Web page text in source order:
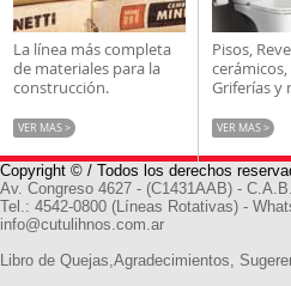
La línea más completa
de materiales para la
construcción.
VER MAS >
Pisos,
Griferías y
VER MAS >
Copyright © / Todos los derechos
Av. Congreso 4627 - (C1431AAB) -
Tel.: 4542-0800 (Líneas Rotativas) -
info@cutulihnos.com.ar
Libro de Quejas,Agradecimientos,